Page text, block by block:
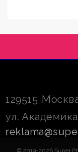
129515
ул.
© 2019-2026 Super